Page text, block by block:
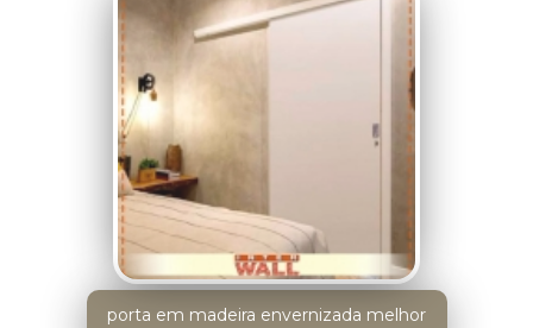
porta em madeira envernizada melhor